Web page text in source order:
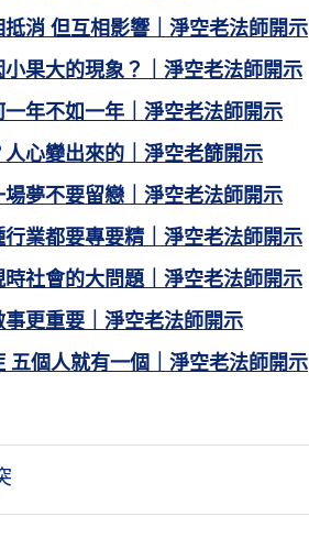
抵消 但互相影響｜淨空老法師開示
果大的現象？｜淨空老法師開示
年不如一年｜淨空老法師開示
心變出來的｜淨空老篩開示
夢不要留戀｜淨空老法師開示
業都要專要精｜淨空老法師開示
社會的大問題｜淨空老法師開示
更重要｜淨空老法師開示
五個人就有一個｜淨空老法師開示